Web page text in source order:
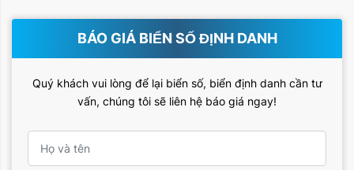
BÁO GIÁ BIỂN SỐ ĐỊNH DANH
Quý khách vui lòng để lại biển số, biển định danh cần tư
vấn, chúng tôi sẽ liên hệ báo giá ngay!